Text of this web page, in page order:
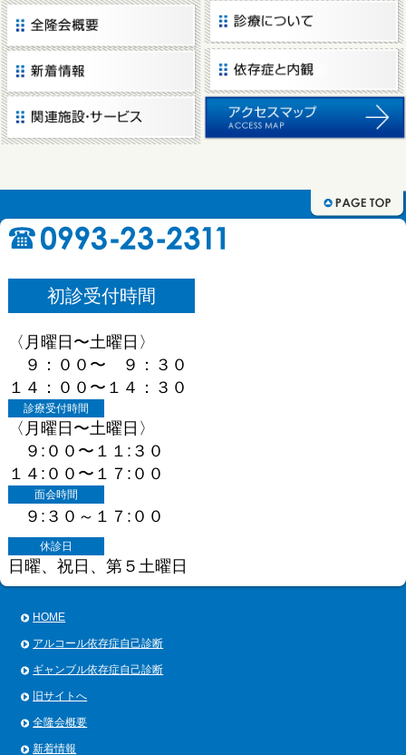
初診受付時間
〈月曜日〜土曜日〉
９：００〜 ９：３０
１４：００〜１４：３０
診療受付時間
〈月曜日〜土曜日〉
９:００〜１１:３０
１４:００〜１７:００
面会時間
９:３０～１７:００
休診日
日曜、祝日、第５土曜日
HOME
アルコール依存症自己診断
ギャンブル依存症自己診断
旧サイトへ
全隆会概要
新着情報